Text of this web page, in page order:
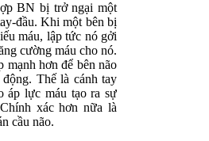
BN bị trở ngại một
đầu. Khi một bên bị
máu, lập tức nó gởi
cường máu cho nó.
mạnh hơn để bên não
Thế là cánh tay
áp lực máu tạo ra sự
xác hơn nữa là
cầu não.